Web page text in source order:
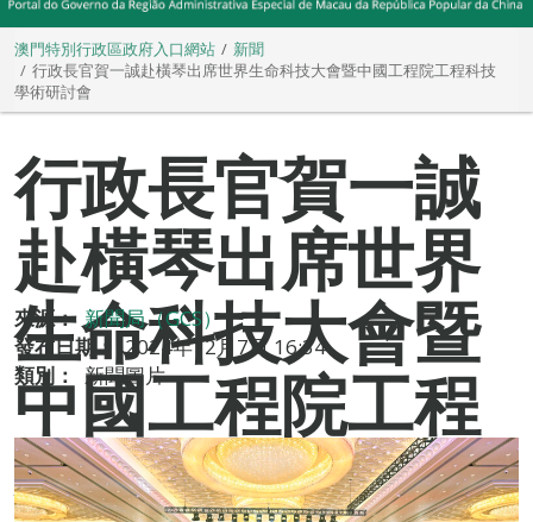
澳門特別行政區政府入口網站
新聞
行政長官賀一誠赴橫琴出席世界生命科技大會暨中國工程院工程科技
學術研討會
行政長官賀一誠
赴橫琴出席世界
生命科技大會暨
中國工程院工程
科技學術研討會
來源： 新聞局（GCS）
發布日期：
2024年12月7日 16:34
類別：
新聞圖片